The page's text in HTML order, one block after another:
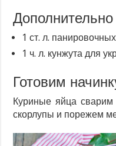
Дополнительно
1 ст. л.
1 ч. л. кунжута для
Готовим
Куриные яйца сварим
скорлупы и порежем